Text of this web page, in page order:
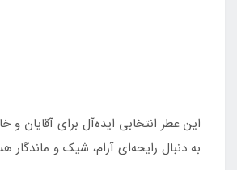
این عطر انتخابی ایده‌آل برای آقایان و
به دنبال رایحه‌ای آرام، شیک و ماندگار